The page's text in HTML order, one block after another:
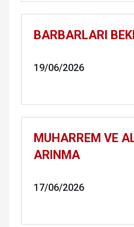
BARBARLARI
19/06/2026
MUHARREM VE
ARINMA
17/06/2026